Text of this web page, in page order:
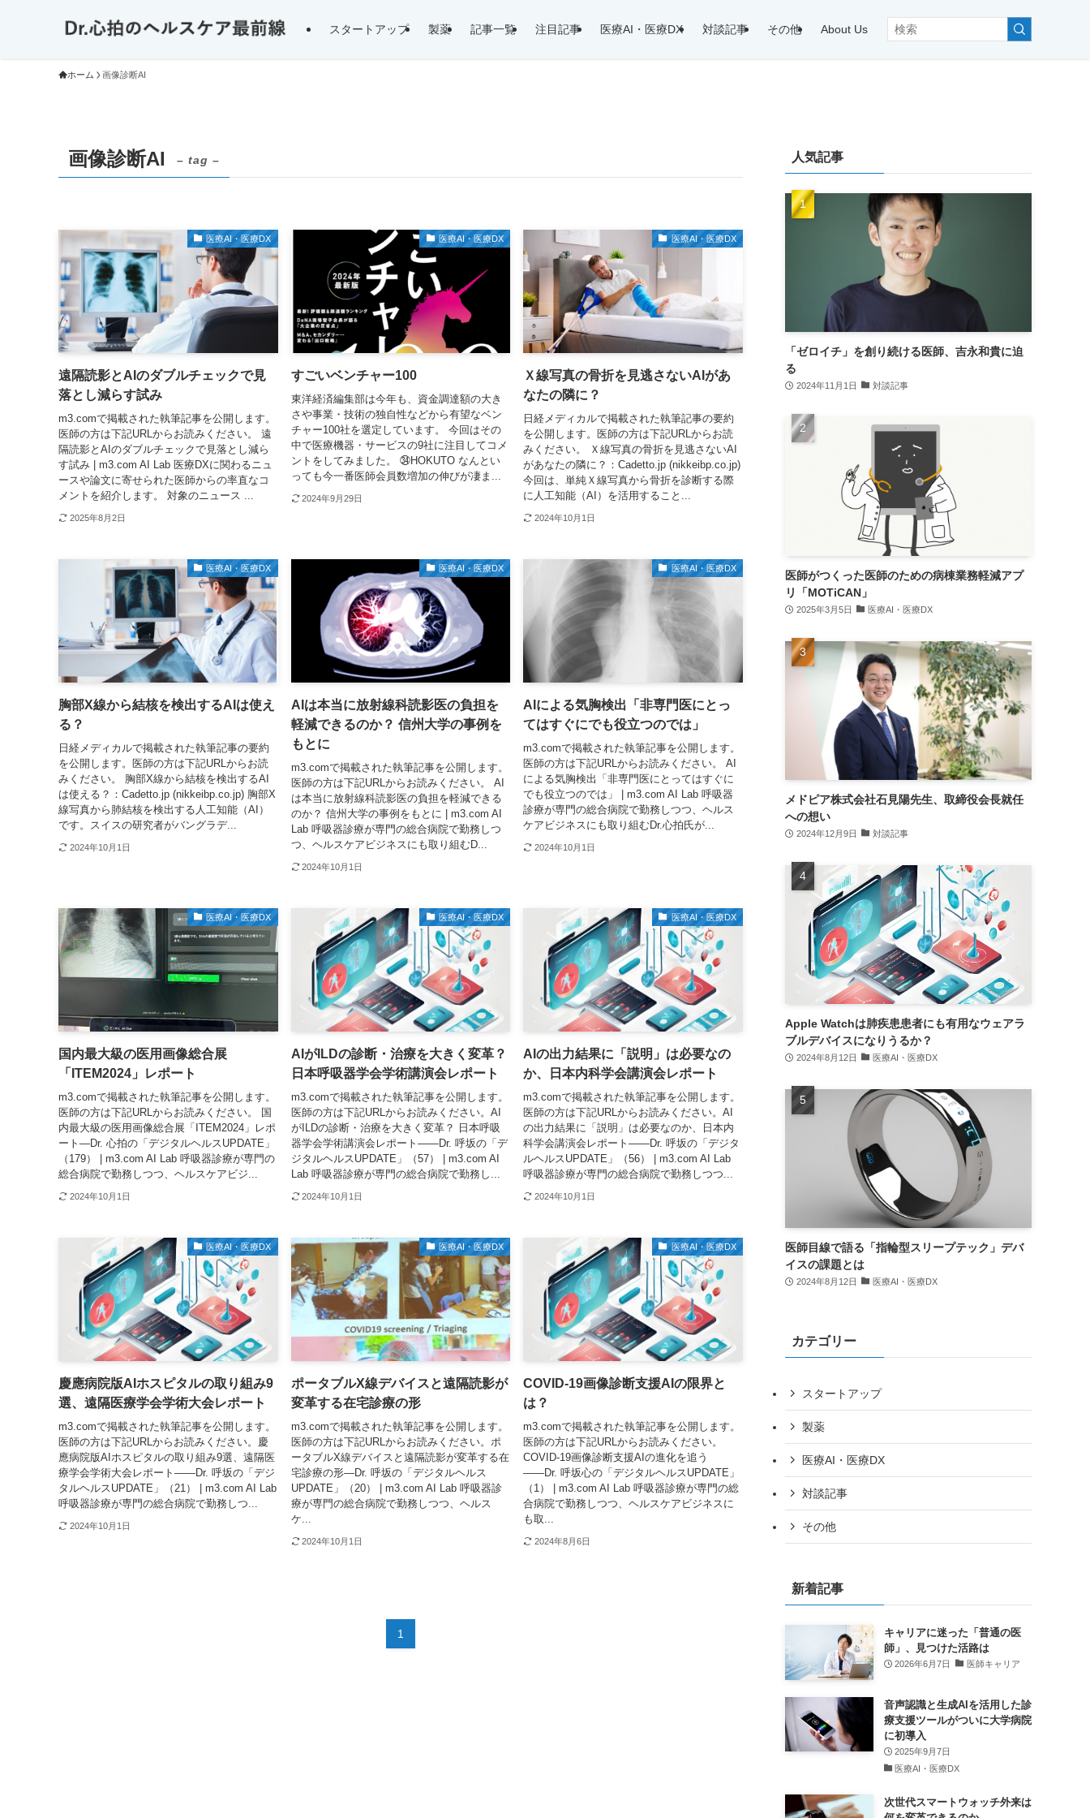
スタートアップ 製薬 記事一覧 注目記事 医療AI・医療DX 対談記事 その他 About Us
ホーム 画像診断AI
画像診断AI – tag –
医療AI・医療DX
遠隔読影とAIのダブルチェックで見
落とし減らす試み
m3.comで掲載された執筆記事を公開します。
医師の方は下記URLからお読みください。 遠
隔読影とAIのダブルチェックで見落とし減ら
す試み | m3.com AI Lab 医療DXに関わるニュ
ースや論文に寄せられた医師からの率直なコ
メントを紹介します。 対象のニュース ...
2025年8月2日
医療AI・医療DX
すごいベンチャー100
東洋経済編集部は今年も、資金調達額の大き
さや事業・技術の独自性などから有望なベン
チャー100社を選定しています。 今回はその
中で医療機器・サービスの9社に注目してコメ
ントをしてみました。 ㉞HOKUTO なんとい
っても今一番医師会員数増加の伸びが凄ま...
2024年9月29日
医療AI・医療DX
Ｘ線写真の骨折を見逃さないAIがあ
なたの隣に？
日経メディカルで掲載された執筆記事の要約
を公開します。医師の方は下記URLからお読
みください。 Ｘ線写真の骨折を見逃さないAI
があなたの隣に？：Cadetto.jp (nikkeibp.co.jp)
今回は、単純Ｘ線写真から骨折を診断する際
に人工知能（AI）を活用すること...
2024年10月1日
医療AI・医療DX
胸部X線から結核を検出するAIは使え
る？
日経メディカルで掲載された執筆記事の要約
を公開します。医師の方は下記URLからお読
みください。 胸部X線から結核を検出するAI
は使える？：Cadetto.jp (nikkeibp.co.jp) 胸部X
線写真から肺結核を検出する人工知能（AI）
です。スイスの研究者がバングラデ...
2024年10月1日
医療AI・医療DX
AIは本当に放射線科読影医の負担を
軽減できるのか？ 信州大学の事例を
もとに
m3.comで掲載された執筆記事を公開します。
医師の方は下記URLからお読みください。 AI
は本当に放射線科読影医の負担を軽減できる
のか？ 信州大学の事例をもとに | m3.com AI
Lab 呼吸器診療が専門の総合病院で勤務しつ
つ、ヘルスケアビジネスにも取り組むD...
2024年10月1日
医療AI・医療DX
AIによる気胸検出「非専門医にとっ
てはすぐにでも役立つのでは」
m3.comで掲載された執筆記事を公開します。
医師の方は下記URLからお読みください。 AI
による気胸検出「非専門医にとってはすぐに
でも役立つのでは」 | m3.com AI Lab 呼吸器
診療が専門の総合病院で勤務しつつ、ヘルス
ケアビジネスにも取り組むDr.心拍氏が...
2024年10月1日
医療AI・医療DX
国内最大級の医用画像総合展
「ITEM2024」レポート
m3.comで掲載された執筆記事を公開します。
医師の方は下記URLからお読みください。 国
内最大級の医用画像総合展「ITEM2024」レポ
ート―Dr. 心拍の「デジタルヘルスUPDATE」
（179） | m3.com AI Lab 呼吸器診療が専門の
総合病院で勤務しつつ、ヘルスケアビジ...
2024年10月1日
医療AI・医療DX
AIがILDの診断・治療を大きく変革？
日本呼吸器学会学術講演会レポート
m3.comで掲載された執筆記事を公開します。
医師の方は下記URLからお読みください。AI
がILDの診断・治療を大きく変革？ 日本呼吸
器学会学術講演会レポート――Dr. 呼坂の「デ
ジタルヘルスUPDATE」（57） | m3.com AI
Lab 呼吸器診療が専門の総合病院で勤務し...
2024年10月1日
医療AI・医療DX
AIの出力結果に「説明」は必要なの
か、日本内科学会講演会レポート
m3.comで掲載された執筆記事を公開します。
医師の方は下記URLからお読みください。AI
の出力結果に「説明」は必要なのか、日本内
科学会講演会レポート――Dr. 呼坂の「デジタ
ルヘルスUPDATE」（56） | m3.com AI Lab
呼吸器診療が専門の総合病院で勤務しつつ...
2024年10月1日
医療AI・医療DX
慶應病院版AIホスピタルの取り組み9
選、遠隔医療学会学術大会レポート
m3.comで掲載された執筆記事を公開します。
医師の方は下記URLからお読みください。慶
應病院版AIホスピタルの取り組み9選、遠隔医
療学会学術大会レポート――Dr. 呼坂の「デジ
タルヘルスUPDATE」（21） | m3.com AI Lab
呼吸器診療が専門の総合病院で勤務しつ...
2024年10月1日
医療AI・医療DX
ポータブルX線デバイスと遠隔読影が
変革する在宅診療の形
m3.comで掲載された執筆記事を公開します。
医師の方は下記URLからお読みください。ポ
ータブルX線デバイスと遠隔読影が変革する在
宅診療の形―Dr. 呼坂の「デジタルヘルス
UPDATE」（20） | m3.com AI Lab 呼吸器診
療が専門の総合病院で勤務しつつ、ヘルス
ケ...
2024年10月1日
医療AI・医療DX
COVID-19画像診断支援AIの限界と
は？
m3.comで掲載された執筆記事を公開します。
医師の方は下記URLからお読みください。
COVID-19画像診断支援AIの進化を追う
――Dr. 呼坂心の「デジタルヘルスUPDATE」
（1） | m3.com AI Lab 呼吸器診療が専門の総
合病院で勤務しつつ、ヘルスケアビジネスに
も取...
2024年8月6日
1
人気記事
「ゼロイチ」を創り続ける医師、吉永和貴に迫
る
2024年11月1日 対談記事
医師がつくった医師のための病棟業務軽減アプ
リ「MOTiCAN」
2025年3月5日 医療AI・医療DX
メドピア株式会社石見陽先生、取締役会長就任
への想い
2024年12月9日 対談記事
Apple Watchは肺疾患患者にも有用なウェアラ
ブルデバイスになりうるか？
2024年8月12日 医療AI・医療DX
医師目線で語る「指輪型スリープテック」デバ
イスの課題とは
2024年8月12日 医療AI・医療DX
カテゴリー
スタートアップ
製薬
医療AI・医療DX
対談記事
その他
新着記事
キャリアに迷った「普通の医
師」、見つけた活路は
2026年6月7日 医師キャリア
音声認識と生成AIを活用した診
療支援ツールがついに大学病院
に初導入
2025年9月7日
医療AI・医療DX
次世代スマートウォッチ外来は